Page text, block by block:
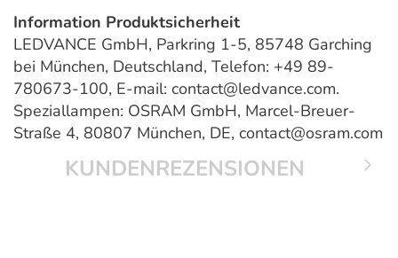
Information Produktsicherheit
LEDVANCE GmbH, Parkring 1-5, 85748 Garching
bei München, Deutschland, Telefon: +49 89-
780673-100, E-mail: contact@ledvance.com.
Speziallampen: OSRAM GmbH, Marcel-Breuer-
Straße 4, 80807 München, DE, contact@osram.com
KUNDENREZENSIONEN